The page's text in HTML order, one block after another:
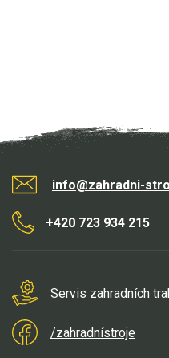
info@zahradni-
+420 723 934 215
Servis zahradních
/zahradnístroje